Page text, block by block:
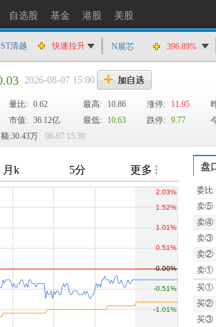
自选股 基金 港股 美股
清越
快速拉升
工Ｂ股
快速拉升
丽家居
快速拉升
金凯生科
南亚新材
猛烈打压
都先导
盛达资源
达资源
快速拉升
N展芯 396.89%
2026-08-07 15:00
量比: 0.62 最高: 10.86 涨停: 11.95
市值: 36.12亿 最低: 10.63 跌停: 9.77
:30.43万 08-07 15:30
盘
委比
卖⑤
卖④
卖③
卖②
卖①
买①
买②
买③